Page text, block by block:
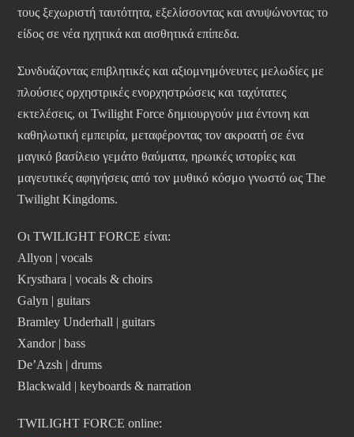
τους ξεχωριστή ταυτότητα, εξελίσσοντας και ανυψώνοντας το
είδος σε νέα ηχητικά και αισθητικά επίπεδα.
Συνδυάζοντας επιβλητικές και αξιομνημόνευτες μελωδίες με
πλούσιες ορχηστρικές ενορχηστρώσεις και ταχύτατες
εκτελέσεις, οι Twilight Force δημιουργούν μια έντονη και
καθηλωτική εμπειρία, μεταφέροντας τον ακροατή σε ένα
μαγικό βασίλειο γεμάτο θαύματα, ηρωικές ιστορίες και
μαγευτικές αφηγήσεις από τον μυθικό κόσμο γνωστό ως The
Twilight Kingdoms.
Οι TWILIGHT FORCE είναι:
Allyon | vocals
Krysthara | vocals & choirs
Galyn | guitars
Bramley Underhall | guitars
Xandor | bass
De’Azsh | drums
Blackwald | keyboards & narration
TWILIGHT FORCE online: